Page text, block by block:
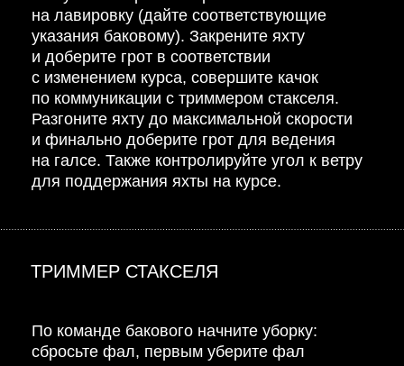
на лавировку (дайте соответствующие
указания баковому). Закрените яхту
и доберите грот в соответствии
с изменением курса, совершите качок
по коммуникации с триммером стакселя.
Разгоните яхту до максимальной скорости
и финально доберите грот для ведения
на галсе. Также контролируйте угол к ветру
для поддержания яхты на курсе.
ТРИММЕР СТАКСЕЛЯ
По команде бакового начните уборку:
сбросьте фал, первым уберите фал